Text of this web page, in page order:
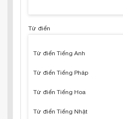
Từ điển
Từ điển Tiếng Anh
Từ điển Tiếng Pháp
Từ điển Tiếng Hoa
Từ điển Tiếng Nhật